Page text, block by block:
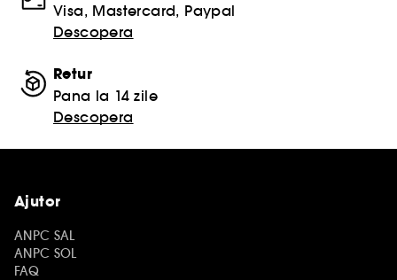
Visa, Mastercard, Paypal
Descopera
Retur
Pana la 14 zile
Descopera
Ajutor
ANPC SAL
ANPC SOL
FAQ